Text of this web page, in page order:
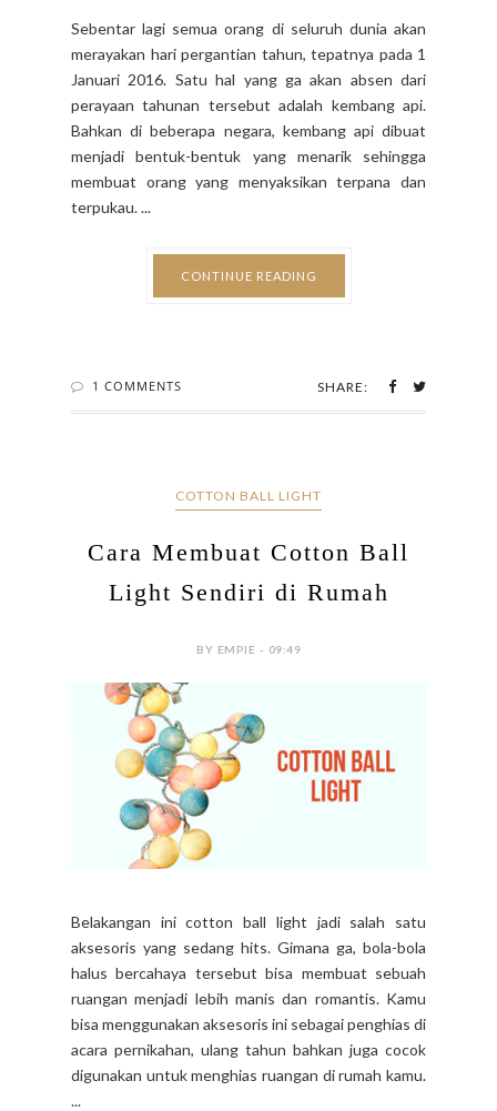
Sebentar lagi semua orang di seluruh dunia akan
merayakan hari pergantian tahun, tepatnya pada 1
Januari 2016. Satu hal yang ga akan absen dari
perayaan tahunan tersebut adalah kembang api.
Bahkan di beberapa negara, kembang api dibuat
menjadi bentuk-bentuk yang menarik sehingga
membuat orang yang menyaksikan terpana dan
terpukau. ...
CONTINUE READING
1 COMMENTS SHARE:
COTTON BALL LIGHT
Cara Membuat Cotton Ball
Light Sendiri di Rumah
BY EMPIE - 09:49
Belakangan ini cotton ball light jadi salah satu
aksesoris yang sedang hits. Gimana ga, bola-bola
halus bercahaya tersebut bisa membuat sebuah
ruangan menjadi lebih manis dan romantis. Kamu
bisa menggunakan aksesoris ini sebagai penghias di
acara pernikahan, ulang tahun bahkan juga cocok
digunakan untuk menghias ruangan di rumah kamu.
...